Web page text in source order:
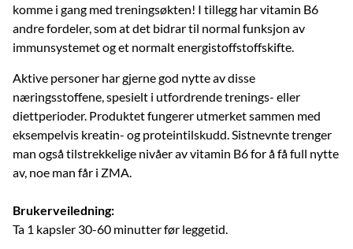
komme i gang med treningsøkten! I tillegg har vitamin B6
andre fordeler, som at det bidrar til normal funksjon av
immunsystemet og et normalt energistoffstoffskifte.
Aktive personer har gjerne god nytte av disse
næringsstoffene, spesielt i utfordrende trenings- eller
diettperioder. Produktet fungerer utmerket sammen med
eksempelvis kreatin- og proteintilskudd. Sistnevnte trenger
man også tilstrekkelige nivåer av vitamin B6 for å få full nytte
av, noe man får i ZMA.
Brukerveiledning:
Ta 1 kapsler 30-60 minutter før leggetid.